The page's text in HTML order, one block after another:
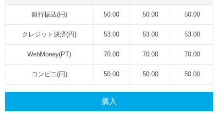
銀行振込(円) 50.00 50.00 50.00
クレジット決済(円) 53.00 53.00 53.00
WebMoney(PT) 70.00 70.00 70.00
コンビニ(円) 50.00 50.00 50.00
購入